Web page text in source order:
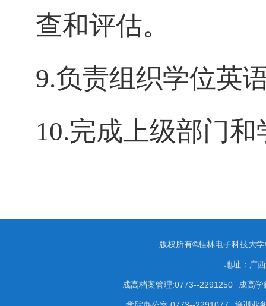
查和评估。
9.负责组织学位英
10.完成上级部门
版权所有©桂林电子科技大
地址：广
成高档案管理:0773--2291250 成高